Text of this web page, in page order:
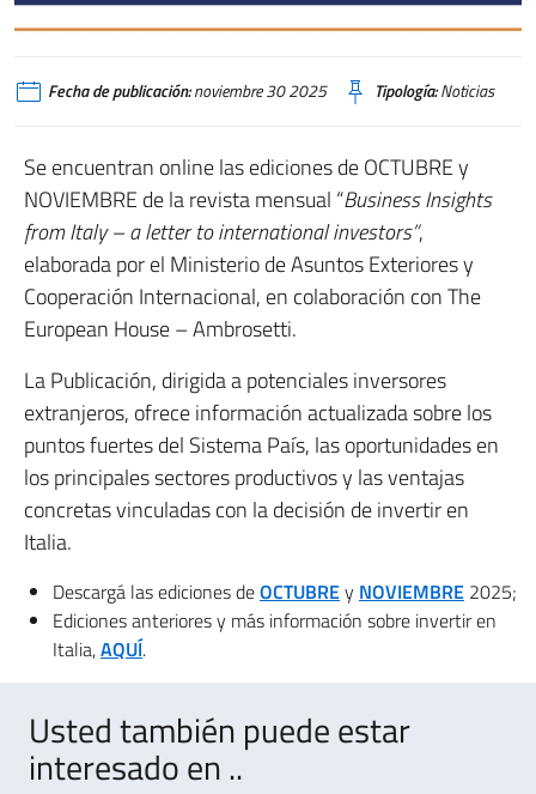
Fecha de publicación:noviembre 30 2025 Tipología:Noticias
Se encuentran online las ediciones de OCTUBRE y
NOVIEMBRE de la revista mensual “Business Insights
from Italy – a letter to international investors”,
elaborada por el Ministerio de Asuntos Exteriores y
Cooperación Internacional, en colaboración con The
European House – Ambrosetti.
La Publicación, dirigida a potenciales inversores
extranjeros, ofrece información actualizada sobre los
puntos fuertes del Sistema País, las oportunidades en
los principales sectores productivos y las ventajas
concretas vinculadas con la decisión de invertir en
Italia.
Descargá las ediciones deOCTUBREy NOVIEMBRE 2025;
Ediciones anteriores y más información sobre invertir en
Italia,AQUÍ.
Usted también puede estar
interesado en ..